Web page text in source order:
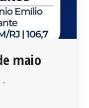
maio